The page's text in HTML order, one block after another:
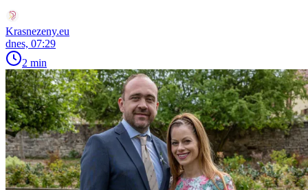
Krasnezeny.eu
dnes, 07:29
2 min